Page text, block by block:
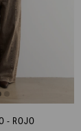
- ROJO